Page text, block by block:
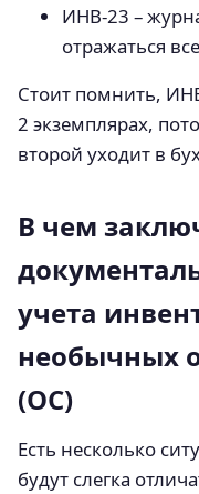
ИНВ-23 –
отражаться
Стоит помнить,
2 экземплярах,
второй уходит в
В чем
учета
необычных
(ОС)
Есть несколько
будут слегка